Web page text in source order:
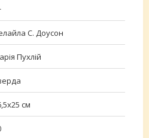
С. Доусон
Пухлій
см